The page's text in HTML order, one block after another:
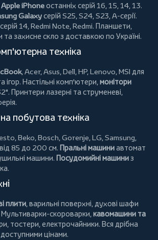
iPhoneостанніх серій 16, 15, 14, 13.
Galaxyсерій S25, S24, S23, A-серії.
серій 14, Redmi Note, Redmi. Планшети,
тазахисне скло з доставкою по Україні.
техніка
,Acer,Asus,Dell,HP,Lenovo,MSI для
ігор. Настільні комп'ютери,монітори
Принтери лазерні та струменеві,
побутова техніка
,Beko,Bosch,Gorenje,LG,Samsung,
85 до 200 см. Пральні машиниавтомат
машини. Посудомийні машиниз
плити, варильні поверхні, духові шафи
Мультиварки-скороварки,кавомашини та
, тостери,електрочайники. Вся дрібна
цінами.